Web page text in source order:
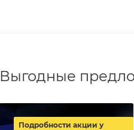
Выгодные
Подробности акции у